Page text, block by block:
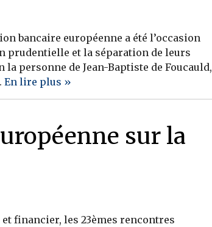
bancaire européenne a été l’occasion
prudentielle et la séparation de leurs
personne de Jean-Baptiste de Foucauld,
En lire plus »
sur la
financier, les 23èmes rencontres